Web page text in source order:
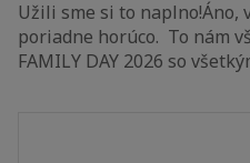
Užili sme si to naplno!Áno,
poriadne horúco. To nám
FAMILY DAY 2026 so